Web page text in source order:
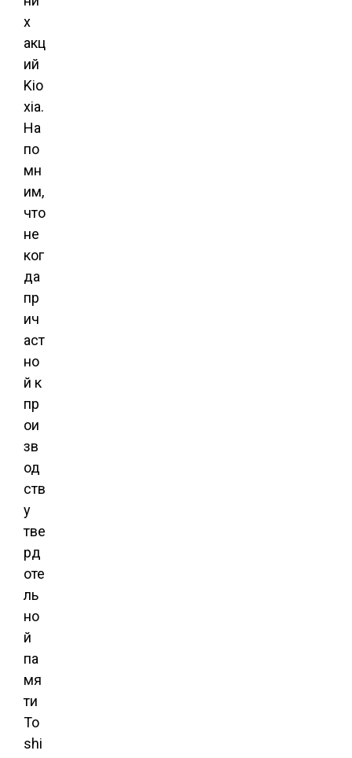
х
акц
ий
Kio
xia.
На
по
мн
им,
что
не
ког
да
пр
ич
аст
но
й к
пр
ои
зв
од
ств
у
тве
рд
оте
ль
но
й
па
мя
ти
To
shi